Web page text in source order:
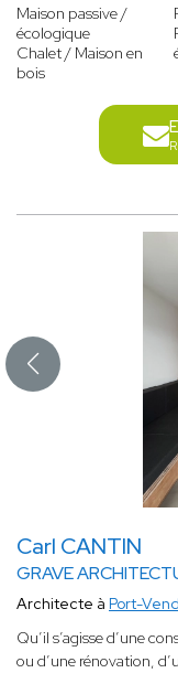
Maison passive /
écologique
Chalet / Maison en
bois
Carl CANTIN
GRAVE
Architecte à Port-
Qu’il s’agisse d’une
ou d’une rénovation,